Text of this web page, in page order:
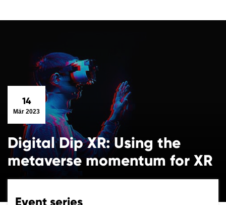
14
Mär 2023
Digital Dip XR: Using the
metaverse momentum for XR
Event series